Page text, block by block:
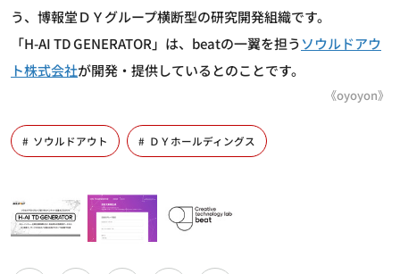
う、博報堂ＤＹグループ横断型の研究開発組織です。
「H-AI TD GENERATOR」は、beatの一翼を担うソウルドアウ
ト株式会社が開発・提供しているとのことです。
《oyoyon》
ソウルドアウト ＤＹホールディングス